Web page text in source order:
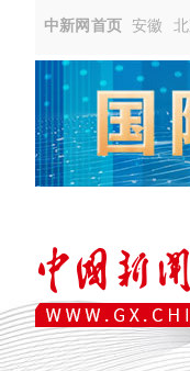
中新网首页 安徽